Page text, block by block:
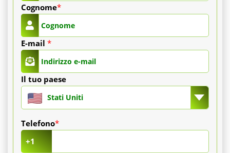
Cognome*
E-mail *
Il tuo paese
Stati Uniti
Telefono*
+1